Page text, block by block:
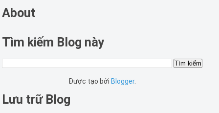
About
Tìm kiếm Blog này
Được tạo bởi Blogger.
Lưu trữ Blog